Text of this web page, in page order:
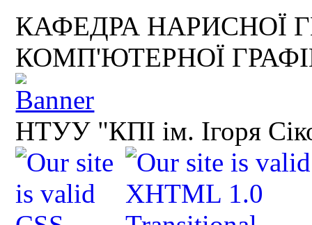
КАФЕДРА НАРИСНОЇ
КОМП'ЮТЕРНОЇ
НТУУ "КПІ ім. Ігоря